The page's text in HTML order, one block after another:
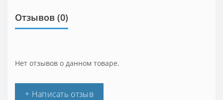
Отзывов (0)
Нет отзывов о данном товаре.
+ Написать отзыв